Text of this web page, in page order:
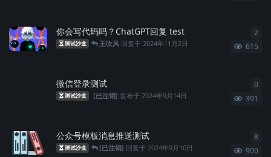
你会写代码吗？ChatGPT回复 test
测试沙盒 王吹风 回复于 2024年11月2日 615
2
微信登录测试
测试沙盒 [已注销] 发布于 2024年9月14日 391
0
公众号模板消息推送测试
测试沙盒 [已注销] 回复于 2024年9月10日 900
8